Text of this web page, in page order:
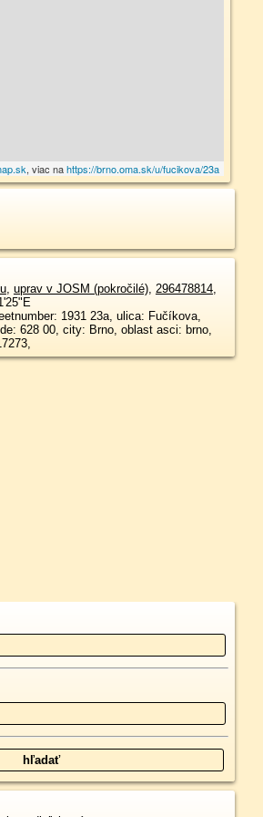
, viac nahttps://brno.oma.sk/u/fucikova/23a
, uprav v JOSM (pokročilé), 296478814,
1931 23a, ulica: Fučíkova,
628 00, city: Brno, oblast asci: brno,